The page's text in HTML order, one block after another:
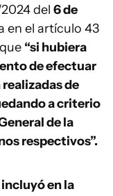
del 6 de
en el artículo 43
“si hubiera
de efectuar
de
a criterio
de la
respectivos”.
incluyó en la